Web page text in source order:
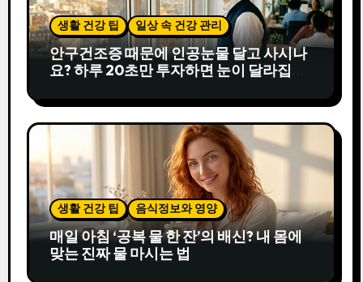
생활 건강 팁 일상 속 건강 관리
안구건조증 때문에 인공눈물 달고 사시나
요? 하루 20초만 투자하면 눈이 달라집니
생활 건강 팁 음식정보와 영양
매일 아침 ‘공복 물 한 잔’의 배신? 내 몸에
맞는 진짜 물 마시는 법